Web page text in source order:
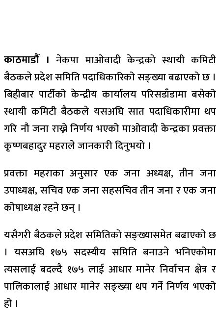
काठमाडौं । नेकपा माओवादी केन्द्रको स्थायी कमिटी
बैठकले प्रदेश समिति पदाधिकारिको सङ्ख्या बढाएको छ ।
बिहीबार पार्टीको केन्द्रीय कार्यालय परिसडाँडामा बसेको
स्थायी कमिटी बैठकले यसअघि सात पदाधिकारीमा थप
गरि नौ जना राख्ने निर्णय भएको माओवादी केन्द्रका प्रवक्ता
कृष्णबहादुर महराले जानकारी दिनुभयो ।
प्रवक्ता महराका अनुसार एक जना अध्यक्ष, तीन जना
उपाध्यक्ष, सचिव एक जना सहसचिव तीन जना र एक जना
कोषाध्यक्ष रहने छन् ।
यसैगरी बैठकले प्रदेश समितिको सङ्ख्यासमेत बढाएको छ
। यसअघि १७५ सदस्यीय समिति बनाउने भनिएकोमा
त्यसलाई बदल्दै १७५ लाई आधार मानेर निर्वाचन क्षेत्र र
पालिकालाई आधार मानेर सङ्ख्या थप गर्ने निर्णय भएको
हो ।